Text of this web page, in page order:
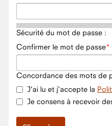
Sécurité du mot de passe :
Confirmer le mot de passe
Concordance des mots de
J'ai lu et j'accepte la
Je consens à recevoir